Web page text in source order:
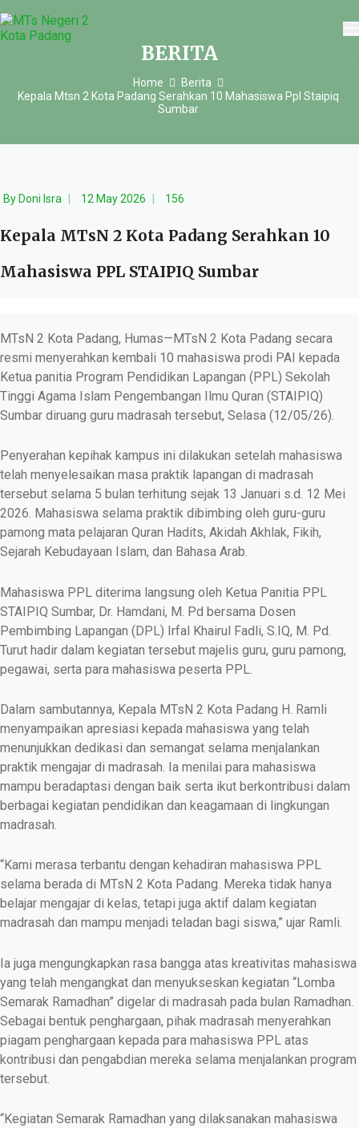
BERITA
Home
Berita
Kepala Mtsn 2 Kota Padang Serahkan 10 Mahasiswa Ppl Staipiq
Sumbar
By Doni Isra 12 May 2026 156
Kepala MTsN 2 Kota Padang Serahkan 10
Mahasiswa PPL STAIPIQ Sumbar
MTsN 2 Kota Padang, Humas—MTsN 2 Kota Padang secara
resmi menyerahkan kembali 10 mahasiswa prodi PAI kepada
Ketua panitia Program Pendidikan Lapangan (PPL) Sekolah
Tinggi Agama Islam Pengembangan Ilmu Quran (STAIPIQ)
Sumbar diruang guru madrasah tersebut, Selasa (12/05/26).
Penyerahan kepihak kampus ini dilakukan setelah mahasiswa
telah menyelesaikan masa praktik lapangan di madrasah
tersebut selama 5 bulan terhitung sejak 13 Januari s.d. 12 Mei
2026. Mahasiswa selama praktik dibimbing oleh guru-guru
pamong mata pelajaran Quran Hadits, Akidah Akhlak, Fikih,
Sejarah Kebudayaan Islam, dan Bahasa Arab.
Mahasiswa PPL diterima langsung oleh Ketua Panitia PPL
STAIPIQ Sumbar, Dr. Hamdani, M. Pd bersama Dosen
Pembimbing Lapangan (DPL) Irfal Khairul Fadli, S.IQ, M. Pd.
Turut hadir dalam kegiatan tersebut majelis guru, guru pamong,
pegawai, serta para mahasiswa peserta PPL.
Dalam sambutannya, Kepala MTsN 2 Kota Padang H. Ramli
menyampaikan apresiasi kepada mahasiswa yang telah
menunjukkan dedikasi dan semangat selama menjalankan
praktik mengajar di madrasah. Ia menilai para mahasiswa
mampu beradaptasi dengan baik serta ikut berkontribusi dalam
berbagai kegiatan pendidikan dan keagamaan di lingkungan
madrasah.
“Kami merasa terbantu dengan kehadiran mahasiswa PPL
selama berada di MTsN 2 Kota Padang. Mereka tidak hanya
belajar mengajar di kelas, tetapi juga aktif dalam kegiatan
madrasah dan mampu menjadi teladan bagi siswa,” ujar Ramli.
Ia juga mengungkapkan rasa bangga atas kreativitas mahasiswa
yang telah mengangkat dan menyukseskan kegiatan “Lomba
Semarak Ramadhan” digelar di madrasah pada bulan Ramadhan.
Sebagai bentuk penghargaan, pihak madrasah menyerahkan
piagam penghargaan kepada para mahasiswa PPL atas
kontribusi dan pengabdian mereka selama menjalankan program
tersebut.
“Kegiatan Semarak Ramadhan yang dilaksanakan mahasiswa